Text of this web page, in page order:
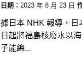
日期： 2023 年 8 月 23 日
據日本 NHK 報導，日
日起將福島核廢水以
子能總...